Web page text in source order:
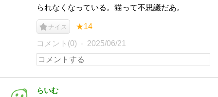
られなくなっている。猫って不思議だあ。
ナイス ★14
コメント(0) 2025/06/21
らいむ